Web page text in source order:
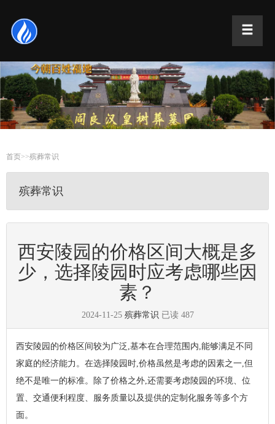
首页>>殡葬常识
殡葬常识
西安陵园的价格区间大概是多
少，选择陵园时应考虑哪些因
素？
2024-11-25 殡葬常识 已读 487
西安陵园的价格区间较为广泛,基本在合理范围内,能够满足不同
家庭的经济能力。在选择陵园时,价格虽然是考虑的因素之一,但
绝不是唯一的标准。除了价格之外,还需要考虑陵园的环境、位
置、交通便利程度、服务质量以及提供的定制化服务等多个方
面。